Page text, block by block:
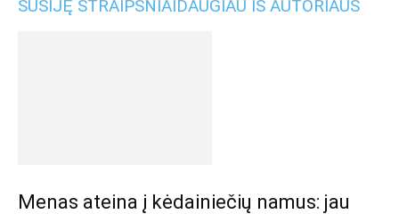
SUSIJĘ STRAIPSNIAIDAUGIAU IŠ AUTORIAUS
Menas ateina į kėdainiečių namus: jau